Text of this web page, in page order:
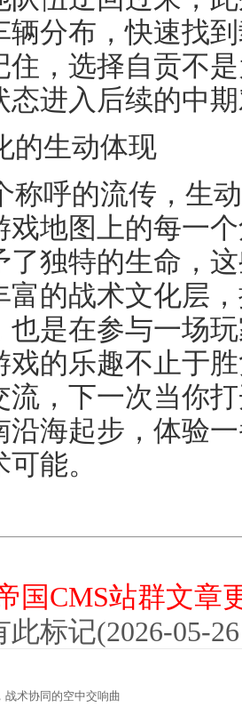
辆分布，快速找
住，选择自贡不
态进入后续的中
的生动体现
称呼的流传，生
戏地图上的每一
了独特的生命，
富的战术文化层
也是在参与一场
戏的乐趣不止于
流，下一次当你
沿海起步，体验
能。
国CMS站群文章
标记(2026-05-
战术协同的空中交响曲